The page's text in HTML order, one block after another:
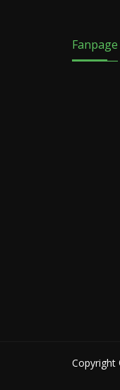
Fanpage
Copyright